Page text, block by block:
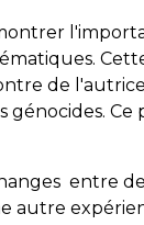
de
génocides.
entre
autre